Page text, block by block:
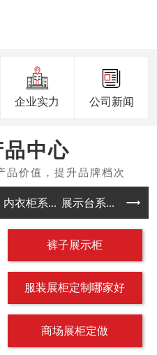
企业实力 公司新闻
品中心
内衣柜系... 展示台系... 中岛
裤子展示柜
服装展柜定制哪家好
商场展柜定做